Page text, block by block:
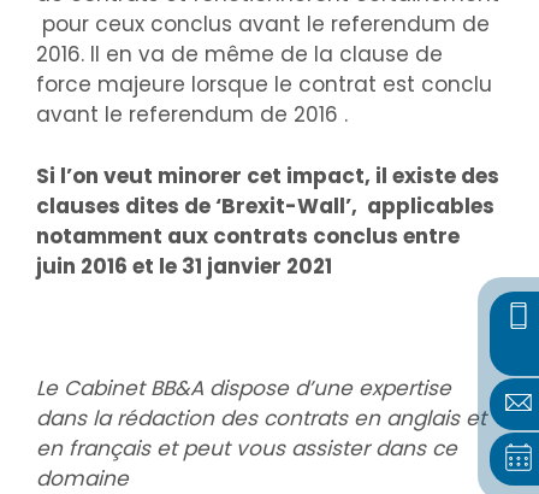
pour ceux conclus avant le referendum de
2016. Il en va de même de la clause de
force majeure lorsque le contrat est conclu
avant le referendum de 2016 .
Si l’on veut minorer cet impact, il existe des
clauses dites de ‘Brexit-Wall’, applicables
notamment aux contrats conclus entre
juin 2016 et le 31 janvier 2021
Le Cabinet BB&A dispose d’une expertise
dans la rédaction des contrats en anglais et
en français et peut vous assister dans ce
domaine